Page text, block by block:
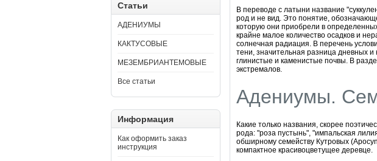
Статьи
АДЕНИУМЫ
КАКТУСОВЫЕ
МЕЗЕМБРИАНТЕМОВЫЕ
Все статьи
Информация
Как оформить заказ
инструкция
В переводе с латыни название
род и не вид. Это понятие,
которую они приобрели в
крайне малое количество осадков и
солнечная радиация. В перечень
тени, значительная разница дневных
глинистые и каменистые почвы. В
экстремалов.
Адениумы.
Какие только названия, скорее
рода: "роза пустынь", "импальская
обширному семейству Кутровых
компактное красивоцветущее деревце.